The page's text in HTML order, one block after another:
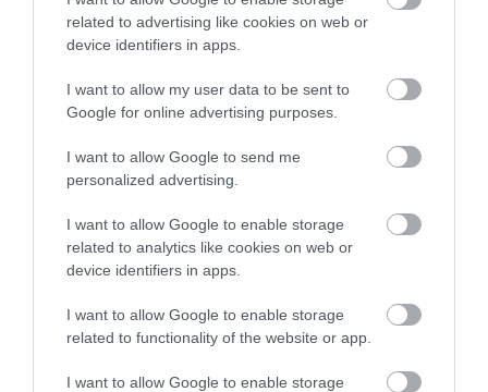
related to advertising like cookies on web or
device identifiers in apps.
I want to allow my user data to be sent to
Google for online advertising purposes.
I want to allow Google to send me
personalized advertising.
I want to allow Google to enable storage
related to analytics like cookies on web or
device identifiers in apps.
I want to allow Google to enable storage
related to functionality of the website or app.
I want to allow Google to enable storage
Fungus Dries Up And Falls Off After The First
95